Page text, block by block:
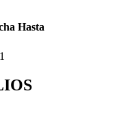
Hasta
1